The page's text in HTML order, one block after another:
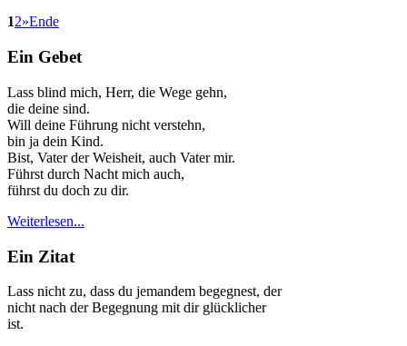
12»Ende
Ein Gebet
Lass blind mich, Herr, die Wege gehn,
die deine sind.
Will deine Führung nicht verstehn,
bin ja dein Kind.
Bist, Vater der Weisheit, auch Vater mir.
Führst durch Nacht mich auch,
führst du doch zu dir.
Weiterlesen...
Ein Zitat
Lass nicht zu, dass du jemandem begegnest, der
nicht nach der Begegnung mit dir glücklicher
ist.